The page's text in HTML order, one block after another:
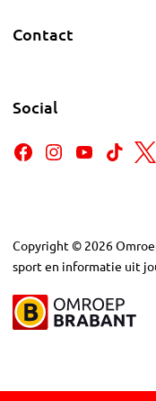
Contact
Social
Copyright © 2026
sport en informatie uit